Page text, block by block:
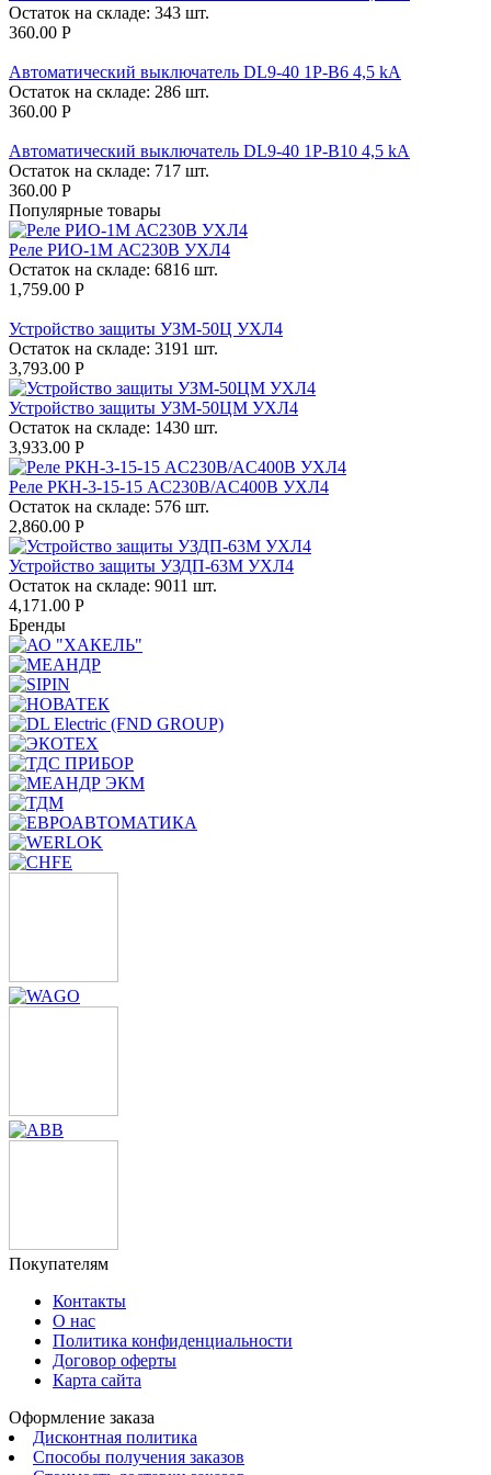
Остаток на складе: 343 шт.
360.00 Р
Автоматический выключатель DL9-40 1P-B6 4,5 kA
Остаток на складе: 286 шт.
360.00 Р
Автоматический выключатель DL9-40 1P-B10 4,5 kA
Остаток на складе: 717 шт.
360.00 Р
Популярные товары
Реле РИО-1М АС230В УХЛ4
Остаток на складе: 6816 шт.
1,759.00 Р
Устройство защиты УЗМ-50Ц УХЛ4
Остаток на складе: 3191 шт.
3,793.00 Р
Устройство защиты УЗМ-50ЦМ УХЛ4
Остаток на складе: 1430 шт.
3,933.00 Р
Реле РКН-3-15-15 AC230В/AC400B УХЛ4
Остаток на складе: 576 шт.
2,860.00 Р
Устройство защиты УЗДП-63М УХЛ4
Остаток на складе: 9011 шт.
4,171.00 Р
Бренды
Покупателям
Контакты
О нас
Политика конфиденциальности
Договор оферты
Карта сайта
Оформление заказа
Дисконтная политика
Способы получения заказов